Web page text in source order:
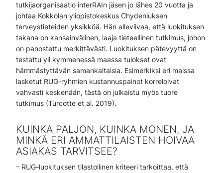
tutkijaorganisaatio interRAIn jäsen jo lähes 20 vuotta ja
johtaa Kokkolan yliopistokeskus Chydeniuksen
terveystieteiden yksikköä. Hän alleviivaa, että luokituksen
takana on kansainvälinen, laaja tieteellinen tutkimus, johon
on panostettu merkittävästi. Luokituksen pätevyyttä on
testattu yli kymmenessä maassa tulokset ovat
hämmästyttävän samankaltaisia. Esimerkiksi eri maissa
lasketut RUG-ryhmien kustannuspainot korreloivat
vahvasti keskenään, tästä on julkaistu myös tuore
tutkimus (Turcotte et al. 2019).
KUINKA PALJON, KUINKA MONEN, JA
MINKÄ ERI AMMATTILAISTEN HOIVAA
ASIAKAS TARVITSEE?
– RUG-luokituksen tilastollinen kriteeri tarkoittaa, että